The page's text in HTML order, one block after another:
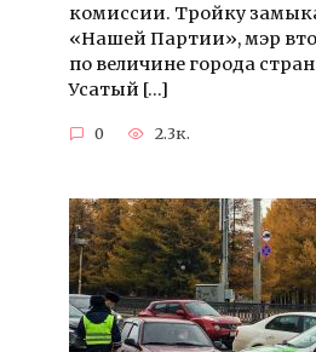
комиссии. Тройку
«Нашей Партии», мэр
по величине города
Усатый […]
0 2.3к.